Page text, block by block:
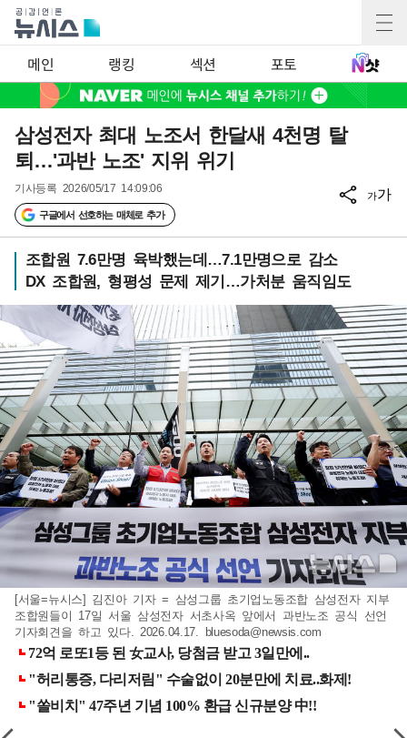
메인 랭킹 섹션 포토
삼성전자 최대 노조서 한달새 4천명 탈
퇴…'과반 노조' 지위 위기
기사등록 2026/05/17 14:09:06
구글에서 선호하는 매체로 추가
가가
조합원 7.6만명 육박했는데…7.1만명으로 감소
DX 조합원, 형평성 문제 제기…가처분 움직임도
[서울=뉴시스] 김진아 기자 = 삼성그룹 초기업노동조합 삼성전자 지부
조합원들이 17일 서울 삼성전자 서초사옥 앞에서 과반노조 공식 선언
기자회견을 하고 있다. 2026.04.17.
bluesoda@newsis.com